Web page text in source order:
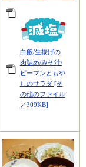
白飯/生揚げの
肉詰め/みそ汁/
ピーマンともや
しのサラダ [そ
の他のファイル
／309KB]